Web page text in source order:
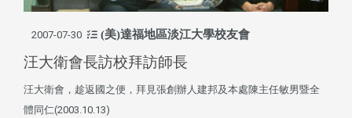
2007-07-30 (美)達福地區淡江大學校友會
汪大衛會長訪校拜訪師長
汪大衛會，趁返國之便，拜見張創辦人建邦及本處陳主任敏男暨全
體同仁(2003.10.13)